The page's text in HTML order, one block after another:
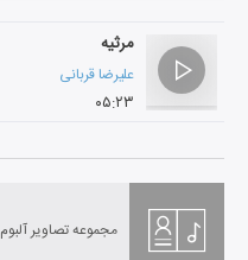
مرثیه
علیرضا قربانی
۰۵:۲۳
مجموعه تصاویر آلبوم